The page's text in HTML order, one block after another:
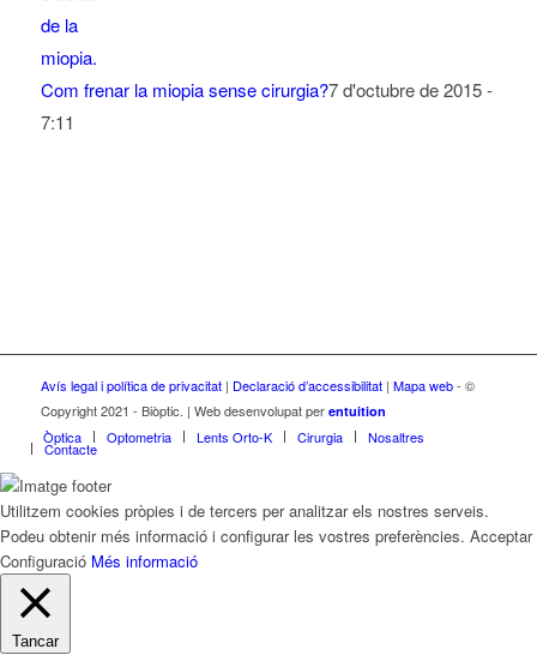
Com frenar la miopia sense cirurgia?7 d'octubre de 2015 -
7:11
Avís legal i política de privacitat| Declaració d’accessibilitat| Mapa web- ©
Copyright 2021 - Biòptic. | Web desenvolupat per entuition
Òptica Optometria Lents Orto-K Cirurgia Nosaltres
Contacte
Utilitzem cookies pròpies i de tercers per analitzar els nostres serveis.
Podeu obtenir més informació i configurar les vostres preferències. Acceptar
Configuració Més informació
Tancar